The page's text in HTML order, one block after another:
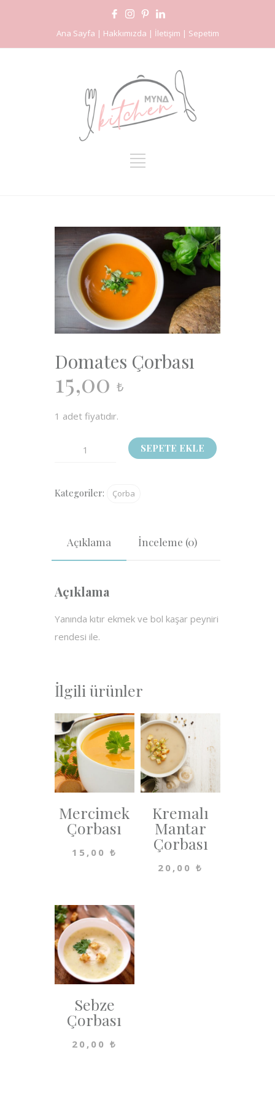
Ana Sayfa | Hakkımızda | İletişim | Sepetim
Domates Çorbası
15,00 ₺
1 adet fiyatıdır.
Domates
SEPETE EKLE
Kategoriler: Çorba
Açıklama İnceleme (0)
Açıklama
Yanında kıtır ekmek ve bol kaşar peyniri
rendesi ile.
İlgili ürünler
Mercimek
Çorbası
15,00 ₺
Kremalı
Mantar
Çorbası
20,00₺
Sebze
Çorbası
20,00 ₺